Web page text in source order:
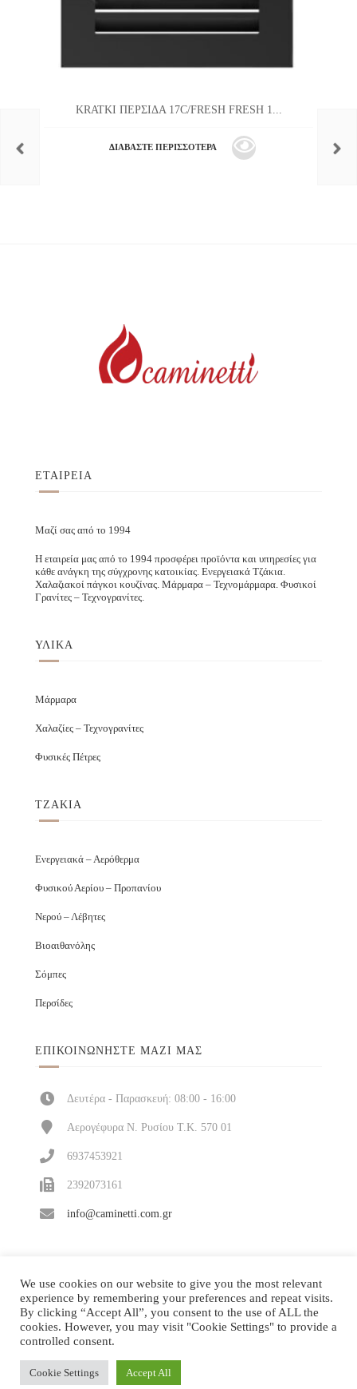
KRATKI ΠΕΡΣΙΔΑ 17C/FRESH FRESH 1...
ΔΙΑΒΆΣΤΕ ΠΕΡΙΣΣΌΤΕΡΑ
ΕΤΑΙΡΕΙΑ
Μαζί σας από το 1994
Η εταιρεία μας από το 1994 προσφέρει προϊόντα και υπηρεσίες για
κάθε ανάγκη της σύγχρονης κατοικίας. Ενεργειακά Τζάκια.
Χαλαζιακοί πάγκοι κουζίνας. Μάρμαρα – Τεχνομάρμαρα. Φυσικοί
Γρανίτες – Τεχνογρανίτες.
ΥΛΙΚΑ
Μάρμαρα
Χαλαζίες – Τεχνογρανίτες
Φυσικές Πέτρες
ΤΖΑΚΙΑ
Ενεργειακά – Αερόθερμα
Φυσικού Αερίου – Προπανίου
Νερού – Λέβητες
Βιοαιθανόλης
Σόμπες
Περσίδες
ΕΠΙΚΟΙΝΩΝΉΣΤΕ ΜΑΖΊ ΜΑΣ
Δευτέρα - Παρασκευή: 08:00 - 16:00
Αερογέφυρα Ν. Ρυσίου Τ.Κ. 570 01
6937453921
2392073161
info@caminetti.com.gr
Κατασκευή και υποστήριξηΔΙΠΛΟ ΚΛΙΚ
We use cookies on our website to give you the most relevant
experience by remembering your preferences and repeat visits.
By clicking “Accept All”, you consent to the use of ALL the
cookies. However, you may visit "Cookie Settings" to provide a
controlled consent.
Cookie Settings Accept All